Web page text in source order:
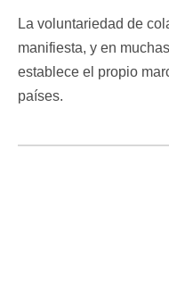
La voluntariedad de
manifiesta, y en
establece el propio
países.